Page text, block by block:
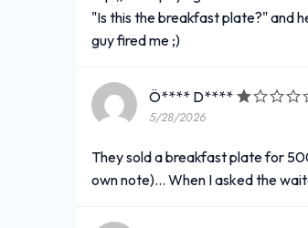
"Is this the breakfast plate?" and
guy fired me ;)
Ö**** D****
5/28/2026
They sold a breakfast plate for
own note)... When I asked the